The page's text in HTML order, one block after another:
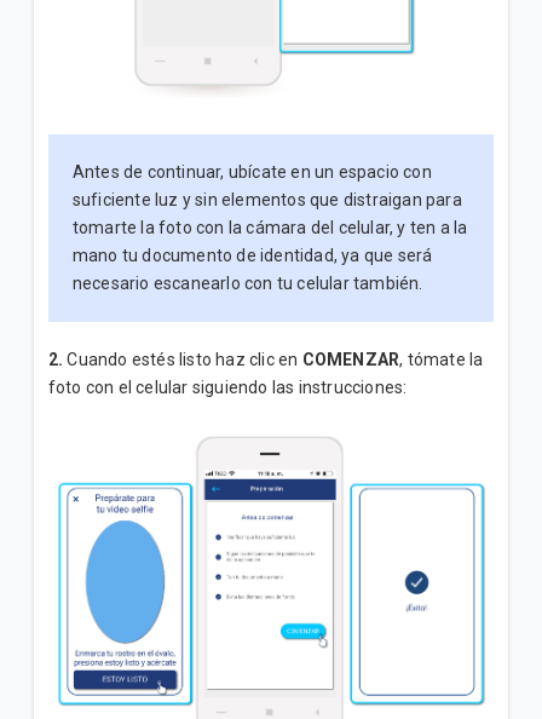
Antes de continuar, ubícate en un espacio con
suficiente luz y sin elementos que distraigan para
tomarte la foto con la cámara del celular, y ten a la
mano tu documento de identidad, ya que será
necesario escanearlo con tu celular también.
2. Cuando estés listo haz clic en COMENZAR, tómate la
foto con el celular siguiendo las instrucciones: